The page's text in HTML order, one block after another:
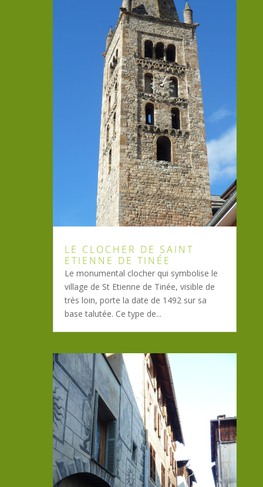
LE CLOCHER DE SAINT
ETIENNE DE TINÉE
Le monumental clocher qui symbolise le
village de St Etienne de Tinée, visible de
très loin, porte la date de 1492 sur sa
base talutée. Ce type de...